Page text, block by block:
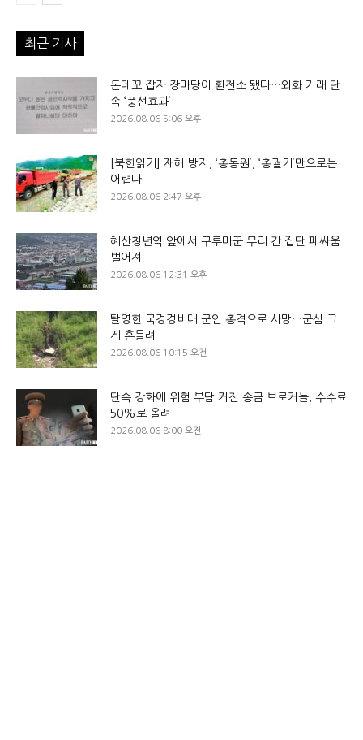
최근 기사
돈데꼬 잡자 장마당이 환전소 됐다…외화 거래 단
속 ‘풍선효과’
2026.08.06 5:06 오후
[북한읽기] 재해 방지, ‘총동원’, ‘총궐기’만으로는
어렵다
2026.08.06 2:47 오후
혜산청년역 앞에서 구루마꾼 무리 간 집단 패싸움
벌어져
2026.08.06 12:31 오후
탈영한 국경경비대 군인 총격으로 사망…군심 크
게 흔들려
2026.08.06 10:15 오전
단속 강화에 위험 부담 커진 송금 브로커들, 수수료
50%로 올려
2026.08.06 8:00 오전